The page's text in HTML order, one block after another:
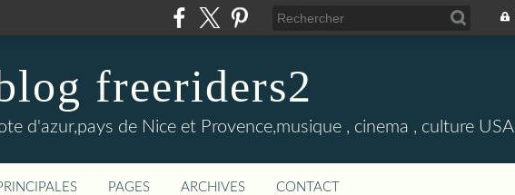
freeriders2
d'azur,pays de Nice et Provence,musique , cinema , culture USA
PAGES ARCHIVES CONTACT